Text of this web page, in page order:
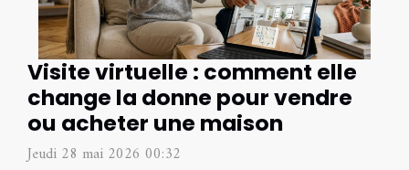
Visite virtuelle : comment elle
change la donne pour vendre
ou acheter une maison
Jeudi 28 mai 2026 00:32